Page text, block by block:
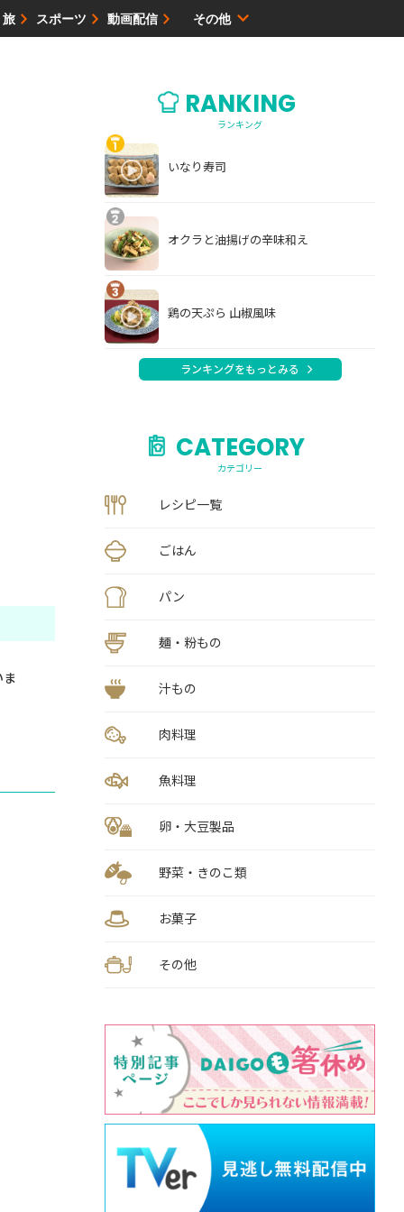
旅 スポーツ 動画配信 その他
RANKING
ランキング
いなり寿司
オクラと油揚げの辛味和え
鶏の天ぷら 山椒風味
ランキングをもっとみる
CATEGORY
カテゴリー
レシピ一覧
ごはん
パン
麺・粉もの
汁もの
肉料理
魚料理
卵・大豆製品
野菜・きのこ類
お菓子
その他